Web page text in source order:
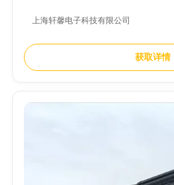
上海轩馨电子科技有限公司
获取详情